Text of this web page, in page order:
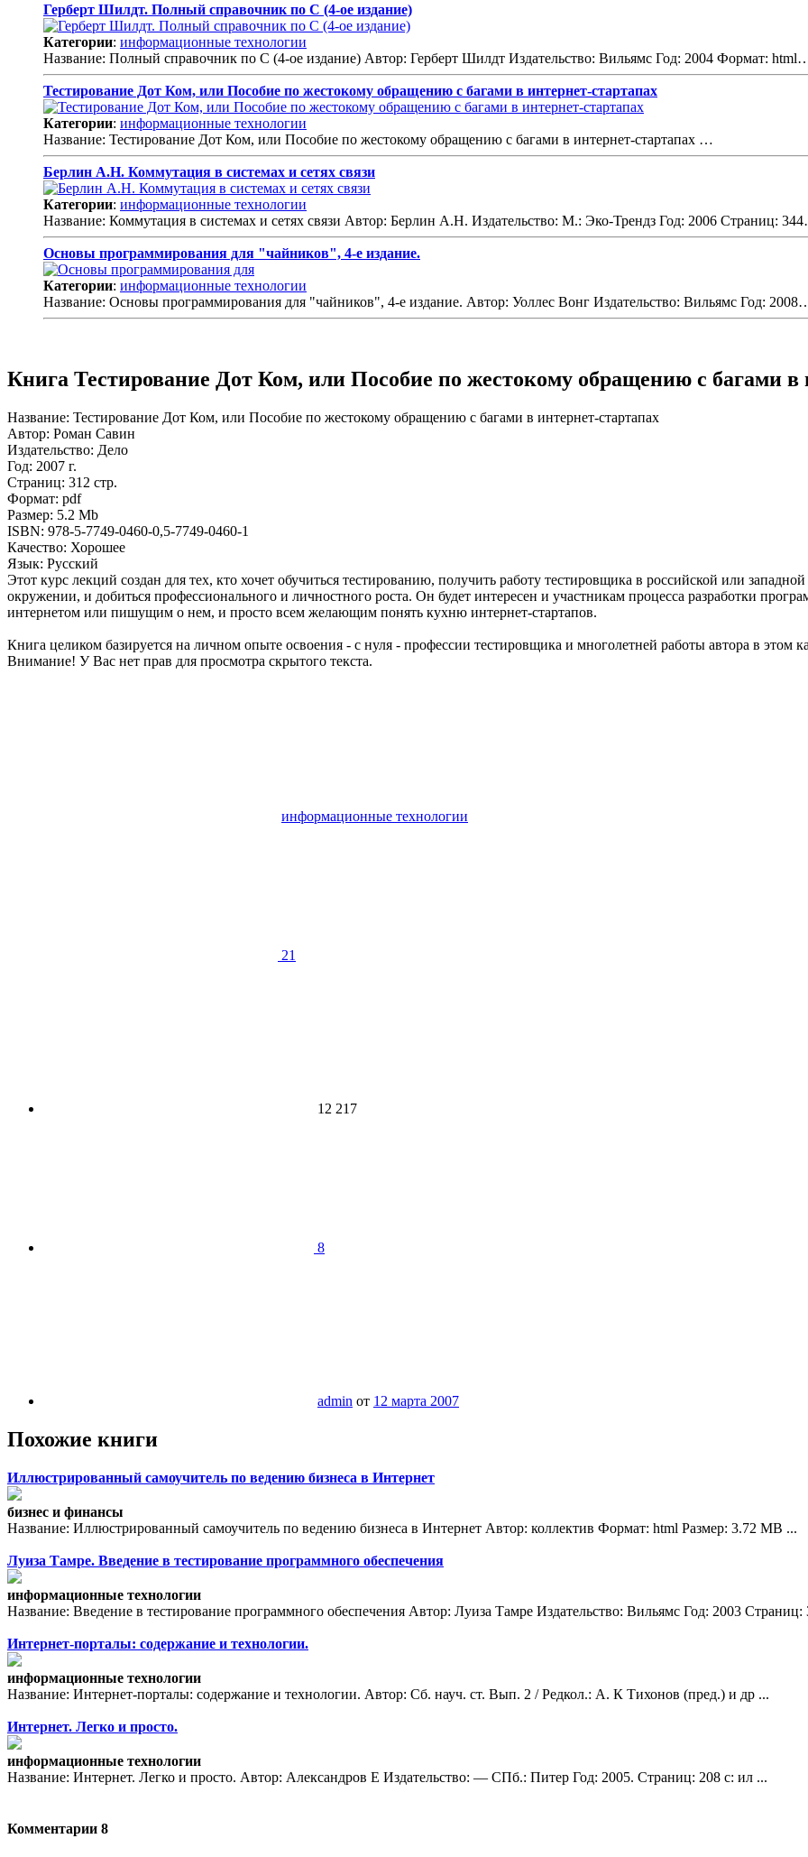
Герберт Шилдт. Полный справочник по С (4-ое издание)
Категории: информационные технологии
Название: Полный справочник по С (4-ое издание) Автор: Герберт Шилдт Издательство: Вильямс Год: 2004 Формат:
Тестирование Дот Ком, или Пособие по жестокому обращению с багами в интернет-стартапах
Категории: информационные технологии
Название: Тестирование Дот Ком, или Пособие по жестокому обращению с багами в интернет-стартапах …
Берлин А.Н. Коммутация в системах и сетях связи
Категории: информационные технологии
Название: Коммутация в системах и сетях связи Автор: Берлин А.Н. Издательство: М.: Эко-Трендз Год: 2006 Страниц:
Основы программирования для "чайников", 4-е издание.
Категории: информационные технологии
Название: Основы программирования для "чайников", 4-е издание. Автор: Уоллес Вонг Издательство: Вильямс Год:
Книга Тестирование Дот Ком, или Пособие по жестокому обращению с багами в
Название: Тестирование Дот Ком, или Пособие по жестокому обращению с багами в интернет-стартапах
Автор: Роман Савин
Издательство: Дело
Год: 2007 г.
Страниц: 312 стр.
Формат: pdf
Размер: 5.2 Mb
ISBN: 978-5-7749-0460-0,5-7749-0460-1
Качество: Хорошее
Язык: Русский
Этот курс лекций создан для тех, кто хочет обучиться тестированию, получить работу тестировщика в российской или
окружении, и добиться профессионального и личностного роста. Он будет интересен и участникам процесса разработки
интернетом или пишущим о нем, и просто всем желающим понять кухню интернет-стартапов.
Книга целиком базируется на личном опыте освоения - с нуля - профессии тестировщика и многолетней работы автора в этом
Внимание! У Вас нет прав для просмотра скрытого текста.
информационные технологии
21
12 217
8
admin от 12 марта 2007
Похожие книги
Иллюстрированный самоучитель по ведению бизнеса в Интернет
бизнес и финансы
Название: Иллюстрированный самоучитель по ведению бизнеса в Интернет Автор: коллектив Формат: html Размер: 3.72 MB ...
Луиза Тамре. Введение в тестирование программного обеспечения
информационные технологии
Название: Введение в тестирование программного обеспечения Автор: Луиза Тамре Издательство: Вильямс Год: 2003
Интернет-порталы: содержание и технологии.
информационные технологии
Название: Интернет-порталы: содержание и технологии. Автор: Сб. науч. ст. Вып. 2 / Редкол.: А. К Тихонов (пред.) и др ...
Интернет. Легко и просто.
информационные технологии
Название: Интернет. Легко и просто. Автор: Александров Е Издательство: — СПб.: Питер Год: 2005. Страниц: 208 с: ил ...
Комментарии 8